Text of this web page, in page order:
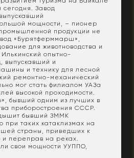
сегодня. Завод
мощности, – пионер
продукции не
«Бурятферммарш»,
для животноводства и
опытно-
выпускавший и
и технику для лесной
ремонтно-механический
мог стать филиалом УАЗа
высокой проходимости.
бывший одним из лучших в
приборостроения СССР.
бывший ЗММК
при таких катаклизмах на
страны, приведших к
переправ на реках.
свои мощности УУППО,